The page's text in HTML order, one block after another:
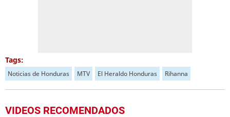
Tags:
Noticias de Honduras MTV El Heraldo Honduras Rihanna
VIDEOS RECOMENDADOS